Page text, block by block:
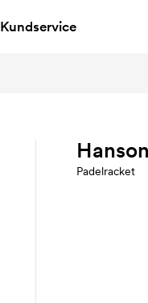
Kundservice
Hanson
Padelracket